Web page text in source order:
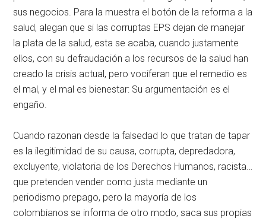
sus negocios. Para la muestra el botón de la reforma a la
salud, alegan que si las corruptas EPS dejan de manejar
la plata de la salud, esta se acaba, cuando justamente
ellos, con su defraudación a los recursos de la salud han
creado la crisis actual, pero vociferan que el remedio es
el mal, y el mal es bienestar: Su argumentación es el
engaño.
Cuando razonan desde la falsedad lo que tratan de tapar
es la ilegitimidad de su causa, corrupta, depredadora,
excluyente, violatoria de los Derechos Humanos, racista…
que pretenden vender como justa mediante un
periodismo prepago, pero la mayoría de los
colombianos se informa de otro modo, saca sus propias